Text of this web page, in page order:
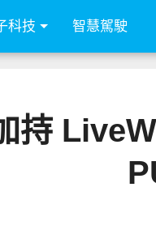
科技 智慧駕駛
持